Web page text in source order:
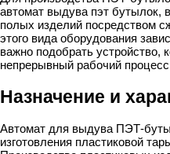
автомат выдува пэт бутылок,
полых изделий посредством
этого вида оборудования
важно подобрать устройство,
непрерывный рабочий
Назначение и
Автомат для выдува ПЭТ-
изготовления пластиковой